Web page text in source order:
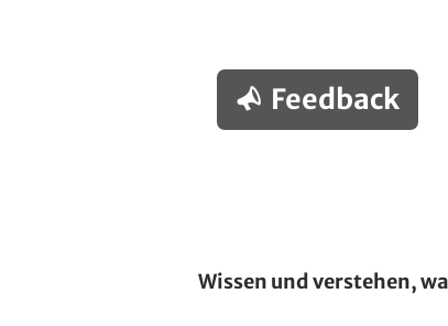
Feedback
Wissen und verstehen,